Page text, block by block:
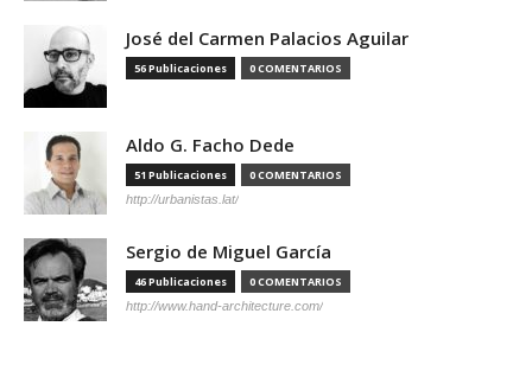
José del Carmen Palacios Aguilar
56 Publicaciones 0 COMENTARIOS
Aldo G. Facho Dede
51 Publicaciones 0 COMENTARIOS
http://urbanistas.lat/
Sergio de Miguel García
46 Publicaciones 0 COMENTARIOS
http://www.hand-architecture.com/